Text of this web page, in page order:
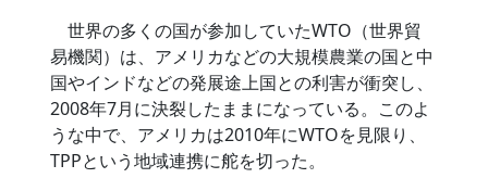
世界の多くの国が参加していたWTO（世界貿
易機関）は、アメリカなどの大規模農業の国と中
国やインドなどの発展途上国との利害が衝突し、
2008年7月に決裂したままになっている。このよ
うな中で、アメリカは2010年にWTOを見限り、
TPPという地域連携に舵を切った。